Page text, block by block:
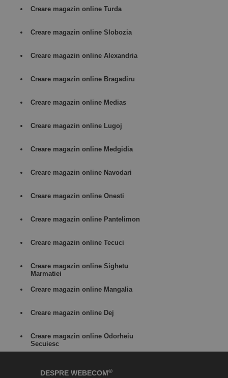
Creare magazin online Turda
Creare magazin online Slobozia
Creare magazin online Alexandria
Creare magazin online Bragadiru
Creare magazin online Medias
Creare magazin online Lugoj
Creare magazin online Medgidia
Creare magazin online Navodari
Creare magazin online Onesti
Creare magazin online Pantelimon
Creare magazin online Tecuci
Creare magazin online Sighetu
Marmatiei
Creare magazin online Mangalia
Creare magazin online Dej
Creare magazin online Odorheiu
Secuiesc
DESPRE WEBECOM®